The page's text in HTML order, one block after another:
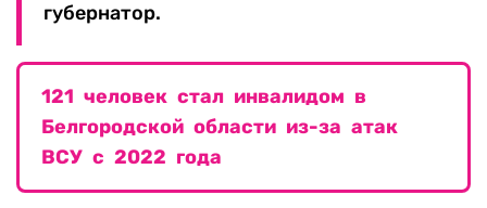
губернатор.
121 человек стал инвалидом в
Белгородской области из-за атак
ВСУ с 2022 года